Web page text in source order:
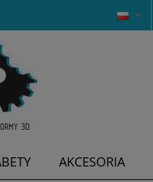
AKCESORIA